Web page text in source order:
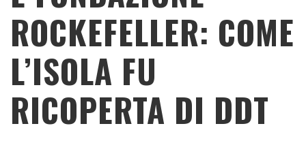
ROCKEFELLER: COME
L’ISOLA FU
RICOPERTA DI DDT